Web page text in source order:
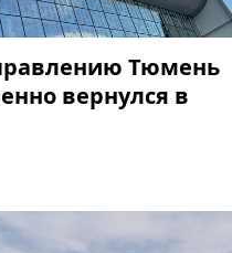
Тюмень
вернулся в